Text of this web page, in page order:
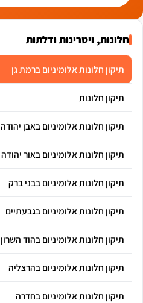
חלונות, ויטרינות ודלתות
תיקון חלונות אלומיניום ברמת גן
תיקון חלונות
תיקון חלונות אלומיניום באבן יהודה
תיקון חלונות אלומיניום באור יהודה
תיקון חלונות אלומיניום בבני ברק
תיקון חלונות אלומיניום בגבעתיים
תיקון חלונות אלומיניום בהוד השרון
תיקון חלונות אלומיניום בהרצליה
תיקון חלונות אלומיניום בחדרה